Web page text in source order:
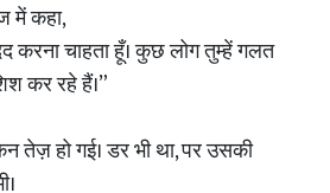
में कहा,
करना चाहता हूँ। कुछ लोग तुम्हें गलत
कर रहे हैं।”
तेज़ हो गई। डर भी था, पर उसकी